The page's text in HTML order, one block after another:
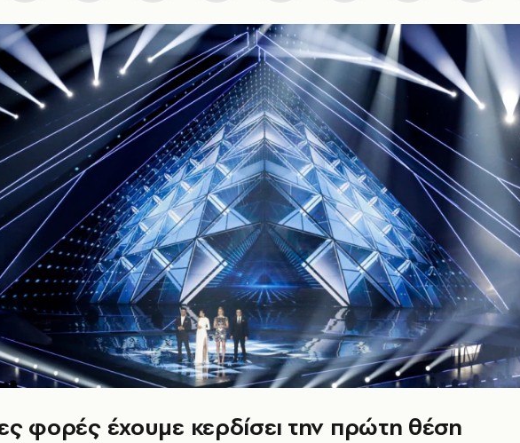
φορές έχουμε κερδίσει την πρώτη θέση